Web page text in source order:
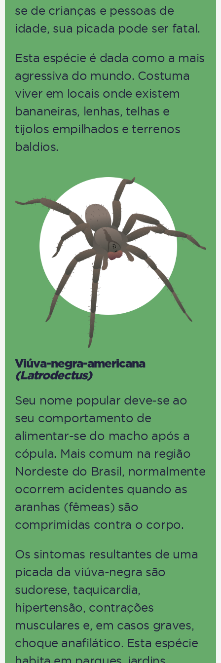
se de crianças e pessoas de
idade, sua picada pode ser fatal.
Esta espécie é dada como a mais
agressiva do mundo. Costuma
viver em locais onde existem
bananeiras, lenhas, telhas e
tijolos empilhados e terrenos
baldios.
Viúva-negra-americana
(Latrodectus)
Seu nome popular deve-se ao
seu comportamento de
alimentar-se do macho após a
cópula. Mais comum na região
Nordeste do Brasil, normalmente
ocorrem acidentes quando as
aranhas (fêmeas) são
comprimidas contra o corpo.
Os sintomas resultantes de uma
picada da viúva-negra são
sudorese, taquicardia,
hipertensão, contrações
musculares e, em casos graves,
choque anafilático. Esta espécie